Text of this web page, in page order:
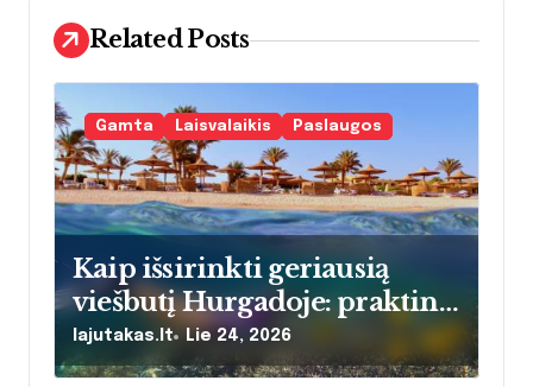
a
a
r
p
į
r
Related Posts
Gamta Laisvalaikis Paslaugos
Kaip išsirinkti geriausią
viešbutį Hurgadoje: praktinis
vadovas atostogaujančioms
šeimoms
lajutakas.lt Lie 24, 2026